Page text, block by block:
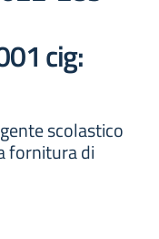
cig:
scolastico
fornitura di